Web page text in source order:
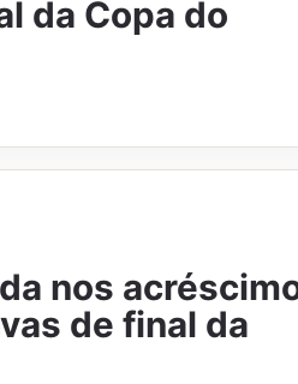
da Copa do
nos
de final da